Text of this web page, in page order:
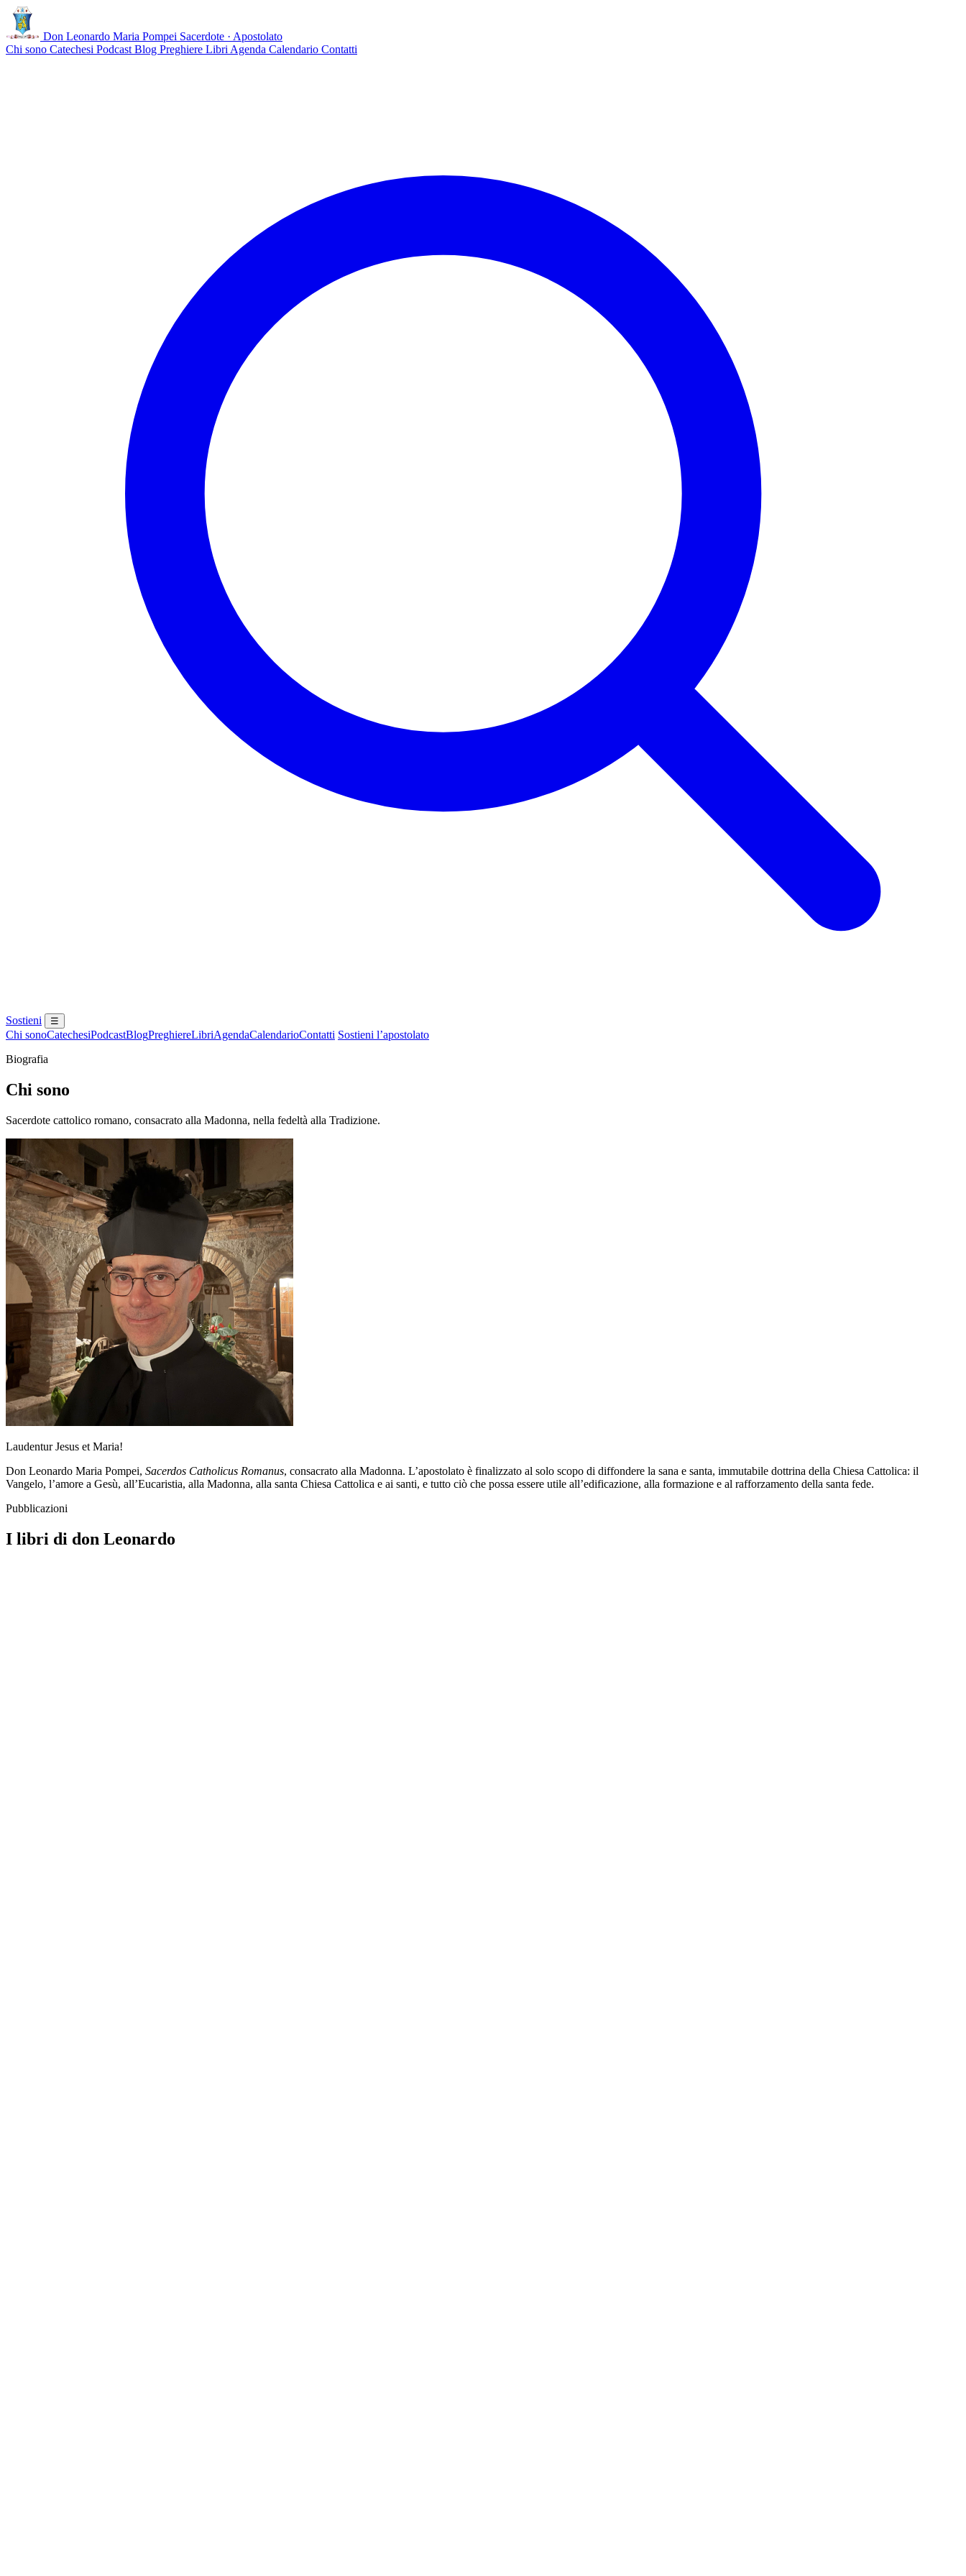
Don Leonardo Maria Pompei Sacerdote · Apostolato
Chi sono Catechesi Podcast Blog Preghiere Libri Agenda Calendario Contatti
Sostieni ☰
Chi sonoCatechesiPodcastBlogPreghiereLibriAgendaCalendarioContatti Sostieni l’apostolato
Biografia
Chi sono
Sacerdote cattolico romano, consacrato alla Madonna, nella fedeltà alla Tradizione.
Laudentur Jesus et Maria!
Don Leonardo Maria Pompei, Sacerdos Catholicus Romanus, consacrato alla Madonna. L’apostolato è finalizzato al solo scopo di diffondere la sana e santa, immutabile dottrina della Chiesa Cattolica: il
Vangelo, l’amore a Gesù, all’Eucaristia, alla Madonna, alla santa Chiesa Cattolica e ai santi, e tutto ciò che possa essere utile all’edificazione, alla formazione e al rafforzamento della santa fede.
Pubblicazioni
I libri di don Leonardo